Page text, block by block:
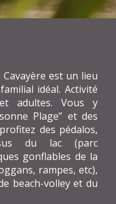
Cavayère est un lieu
idéal. Activité
adultes. Vous y
Plage” et des
des pédalos,
du lac (parc
gonflables de la
rampes, etc),
beach-volley et du